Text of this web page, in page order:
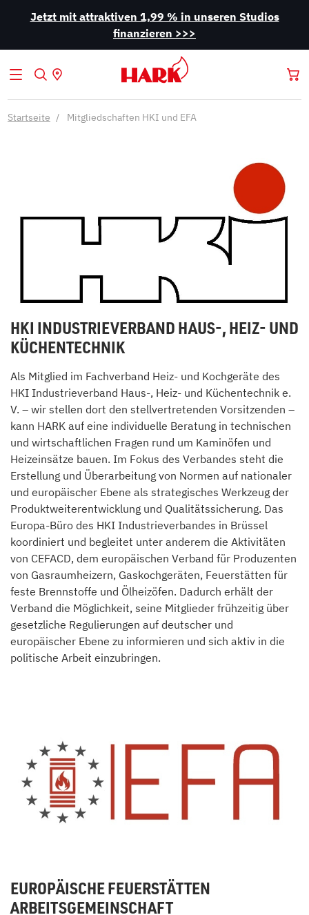
Jetzt mit attraktiven 1,99 % in unseren Studios
finanzieren >>>
Startseite Mitgliedschaften HKI und EFA
HKI INDUSTRIEVERBAND HAUS-, HEIZ- UND
KÜCHENTECHNIK
Als Mitglied im Fachverband Heiz- und Kochgeräte des
HKI Industrieverband Haus-, Heiz- und Küchentechnik e.
V. – wir stellen dort den stellvertretenden Vorsitzenden –
kann HARK auf eine individuelle Beratung in technischen
und wirtschaftlichen Fragen rund um Kaminöfen und
Heizeinsätze bauen. Im Fokus des Verbandes steht die
Erstellung und Überarbeitung von Normen auf nationaler
und europäischer Ebene als strategisches Werkzeug der
Produktweiterentwicklung und Qualitätssicherung. Das
Europa-Büro des HKI Industrieverbandes in Brüssel
koordiniert und begleitet unter anderem die Aktivitäten
von CEFACD, dem europäischen Verband für Produzenten
von Gasraumheizern, Gaskochgeräten, Feuerstätten für
feste Brennstoffe und Ölheizöfen. Dadurch erhält der
Verband die Möglichkeit, seine Mitglieder frühzeitig über
gesetzliche Regulierungen auf deutscher und
europäischer Ebene zu informieren und sich aktiv in die
politische Arbeit einzubringen.
EUROPÄISCHE FEUERSTÄTTEN
ARBEITSGEMEINSCHAFT